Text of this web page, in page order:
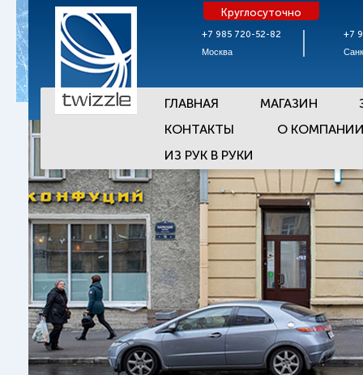
+7 985 720-52-82
Москва
Круглосуточно
+7
ГЛАВНАЯ МАГАЗИН
КОНТАКТЫ
О
ИЗ РУК В РУКИ